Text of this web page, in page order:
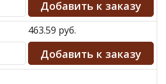
463.59 руб.